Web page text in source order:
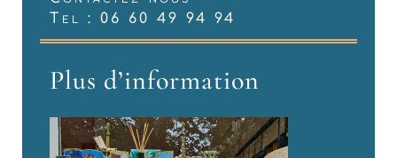
Tel : 06 60 49 94 94
Plus d’information